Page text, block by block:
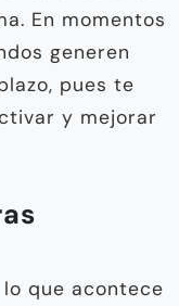
En momentos
generen
pues te
y mejorar
que acontece